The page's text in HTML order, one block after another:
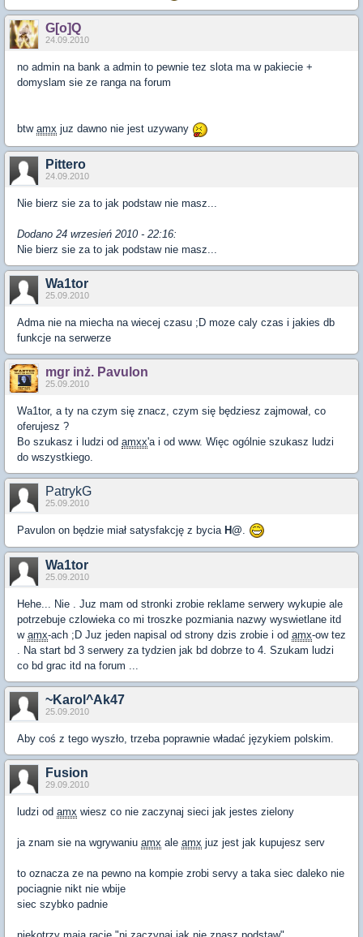
G[o]Q
24.09.2010
no admin na bank a admin to pewnie tez slota ma w pakiecie +
domyslam sie ze ranga na forum
btw amx juz dawno nie jest uzywany
Pittero
24.09.2010
Nie bierz sie za to jak podstaw nie masz...
Dodano 24 wrzesień 2010 - 22:16:
Nie bierz sie za to jak podstaw nie masz...
Wa1tor
25.09.2010
Adma nie na miecha na wiecej czasu ;D moze caly czas i jakies db
funkcje na serwerze
mgr inż. Pavulon
25.09.2010
Wa1tor, a ty na czym się znacz, czym się będziesz zajmował, co
oferujesz ?
Bo szukasz i ludzi od amxx'a i od www. Więc ogólnie szukasz ludzi
do wszystkiego.
PatrykG
25.09.2010
Pavulon on będzie miał satysfakcję z bycia H@
Wa1tor
25.09.2010
Hehe... Nie . Juz mam od stronki zrobie reklame serwery wykupie ale
potrzebuje czlowieka co mi troszke pozmiania nazwy wyswietlane itd
w amx-ach ;D Juz jeden napisal od strony dzis zrobie i od amx-ow tez
. Na start bd 3 serwery za tydzien jak bd dobrze to 4. Szukam ludzi
co bd grac itd na forum ...
~Karol^Ak47
25.09.2010
Aby coś z tego wyszło, trzeba poprawnie władać językiem polskim.
Fusion
29.09.2010
ludzi od amx wiesz co nie zaczynaj sieci jak jestes zielony
ja znam sie na wgrywaniu amx ale amx juz jest jak kupujesz serv
to oznacza ze na pewno na kompie zrobi servy a taka siec daleko nie
pociagnie nikt nie wbije
siec szybko padnie